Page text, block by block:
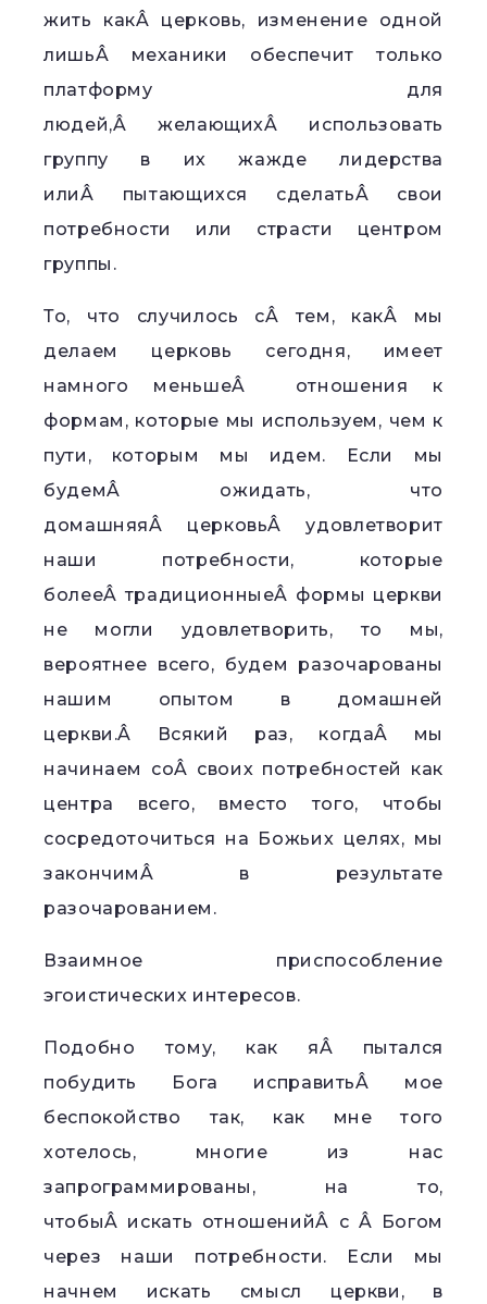
жить какÂ церковь, изменение одной
лишьÂ механики обеспечит только
платформу для
людей,Â желающихÂ использовать
группу в их жажде лидерства
илиÂ пытающихся сделатьÂ свои
потребности или страсти центром
группы.
То, что случилось сÂ тем, какÂ мы
делаем церковь сегодня, имеет
намного меньшеÂ отношения к
формам, которые мы используем, чем к
пути, которым мы идем. Если мы
будемÂ ожидать, что
домашняяÂ церковьÂ удовлетворит
наши потребности, которые
болееÂ традиционныеÂ формы церкви
не могли удовлетворить, то мы,
вероятнее всего, будем разочарованы
нашим опытом в домашней
церкви.Â Всякий раз, когдаÂ мы
начинаем соÂ своих потребностей как
центра всего, вместо того, чтобы
сосредоточиться на Божьих целях, мы
закончимÂ в результате
разочарованием.
Взаимное приспособление
эгоистических интересов.
Подобно тому, как яÂ пытался
побудить Бога исправитьÂ мое
беспокойство так, как мне того
хотелось, многие из нас
запрограммированы, на то,
чтобыÂ искать отношенийÂ с Â Богом
через наши потребности. Если мы
начнем искать смысл церкви, в